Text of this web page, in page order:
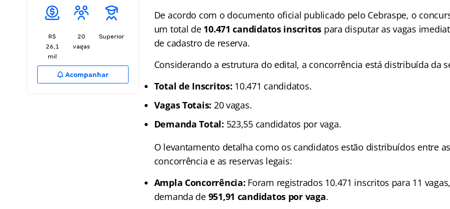
R$
26,1
mil
20
vagas
Superior
Acompanhar
De acordo com o documento oficial publicado pelo Cebraspe, o
um total de 10.471 candidatos inscritos para disputar as vagas
de cadastro de reserva.
Considerando a estrutura do edital, a concorrência está distribuída da
Total de Inscritos: 10.471 candidatos.
Vagas Totais: 20 vagas.
Demanda Total: 523,55 candidatos por vaga.
O levantamento detalha como os candidatos estão distribuídos entre
concorrência e as reservas legais:
Ampla Concorrência: Foram registrados 10.471 inscritos para 11
demanda de 951,91 candidatos por vaga.